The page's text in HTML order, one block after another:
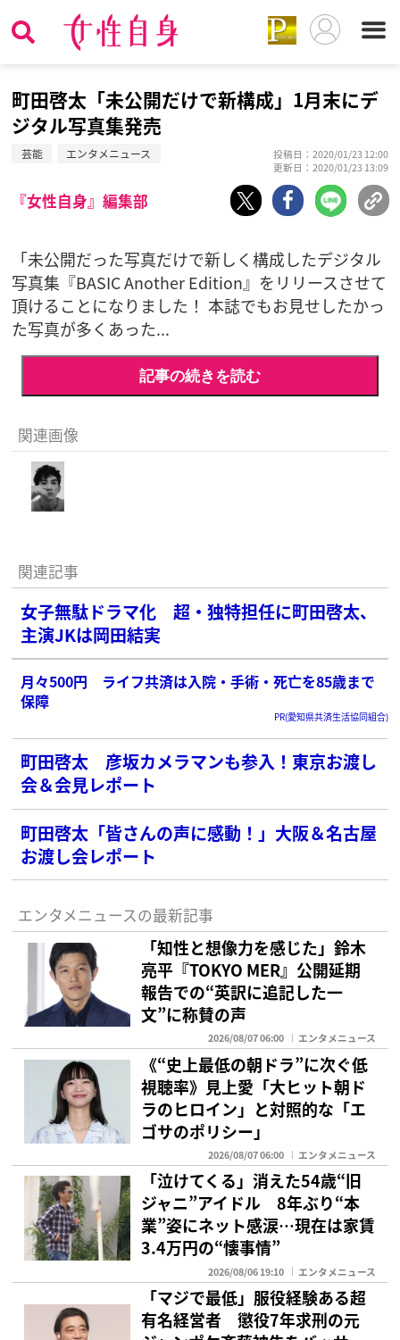
町田啓太「未公開だけで新構成」1月末にデ
ジタル写真集発売
芸能 エンタメニュース
投稿日：2020/01/23 12:00
更新日：2020/01/23 13:09
『女性自身』編集部
「未公開だった写真だけで新しく構成したデジタル
写真集『BASIC Another Edition』をリリースさせて
頂けることになりました！ 本誌でもお見せしたかっ
た写真が多くあった...
記事の続きを読む
関連画像
関連記事
女子無駄ドラマ化 超・独特担任に町田啓太、
主演JKは岡田結実
月々500円 ライフ共済は入院・手術・死亡を85歳まで
保障
PR(愛知県共済生活協同組合)
町田啓太 彦坂カメラマンも参入！東京お渡し
会＆会見レポート
町田啓太「皆さんの声に感動！」大阪＆名古屋
お渡し会レポート
エンタメニュースの最新記事
「知性と想像力を感じた」鈴木
亮平『TOKYO MER』公開延期
報告での“英訳に追記した一
文”に称賛の声
2026/08/07 06:00 エンタメニュース
《“史上最低の朝ドラ”に次ぐ低
視聴率》見上愛「大ヒット朝ド
ラのヒロイン」と対照的な「エ
ゴサのポリシー」
2026/08/07 06:00 エンタメニュース
「泣けてくる」消えた54歳“旧
ジャニ”アイドル 8年ぶり“本
業”姿にネット感涙…現在は家賃
3.4万円の“懐事情”
2026/08/06 19:10 エンタメニュース
「マジで最低」服役経験ある超
有名経営者 懲役7年求刑の元